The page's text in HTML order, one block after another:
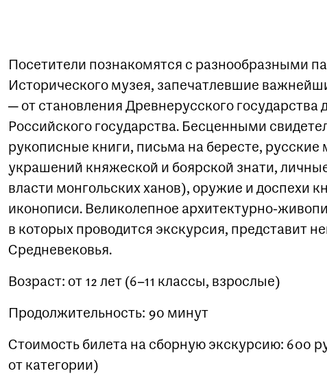
Посетители познакомятся с разнообразными
Исторического музея, запечатлевшие
— от становления Древнерусского
Российского государства. Бесценными
рукописные книги, письма на бересте,
украшений княжеской и боярской знати,
власти монгольских ханов), оружие и доспехи
иконописи. Великолепное архитектурно-
в которых проводится экскурсия, представит
Средневековья.
Возраст: от 12 лет (6–11 классы, взрослые)
Продолжительность: 90 минут
Стоимость билета на сборную экскурсию: 600
от категории)